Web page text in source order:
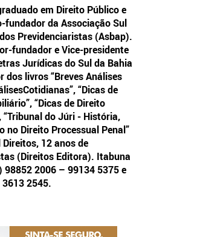
em Direito Público e
fundador da Associação Sul
Previdenciaristas (Asbap).
fundador e Vice-presidente
Jurídicas do Sul da Bahia
dos livros “Breves Análises
“Dicas de
“Dicas de Direito
“Tribunal do Júri - História,
no Direito Processual Penal”
12 anos de
(Direitos Editora). Itabuna
98852 2006 – 99134 5375 e
3613 2545.